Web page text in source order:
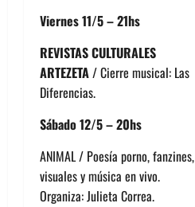
Viernes 11/5 – 21hs
REVISTAS CULTURALES
ARTEZETA/ Cierre musical: Las
Diferencias.
Sábado 12/5 – 20hs
ANIMAL / Poesía porno, fanzines,
visuales y música en vivo.
Organiza: Julieta Correa.